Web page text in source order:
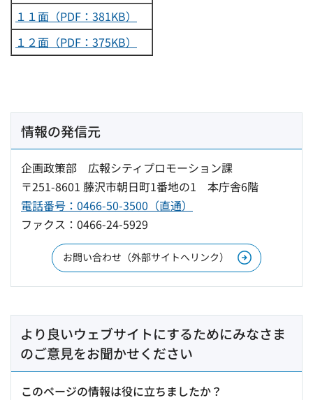
１１面（PDF：381KB）
１２面（PDF：375KB）
情報の発信元
企画政策部 広報シティプロモーション課
〒251-8601 藤沢市朝日町1番地の1 本庁舎6階
電話番号：0466-50-3500（直通）
ファクス：0466-24-5929
お問い合わせ（外部サイトへリンク）
より良いウェブサイトにするためにみなさま
のご意見をお聞かせください
このページの情報は役に立ちましたか？